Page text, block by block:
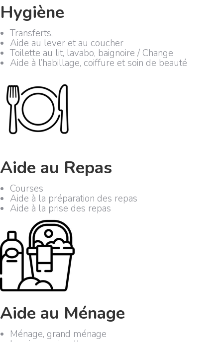
Hygiène
Transferts,
Aide au lever et au coucher
Toilette au lit, lavabo, baignoire / Change
Aide à l’habillage, coiffure et soin de beauté
Aide au Repas
Courses
Aide à la préparation des repas
Aide à la prise des repas
Aide au Ménage
Ménage, grand ménage